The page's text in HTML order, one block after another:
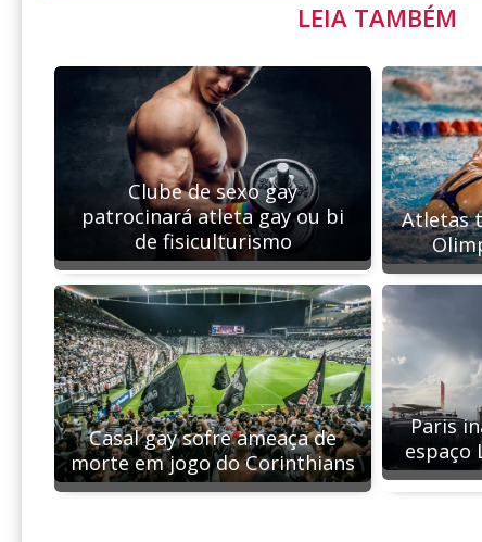
LEIA TAMBÉM
Clube de sexo gay
patrocinará atleta gay ou bi
de fisiculturismo
Atletas
Casal gay sofre ameaça de
morte em jogo do Corinthians
Paris
espaço